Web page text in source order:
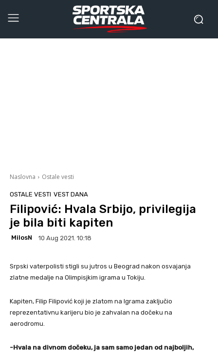
Naslovna Ostale vesti
OSTALE VESTI VEST DANA
Filipović: Hvala Srbijo, privilegija
je bila biti kapiten
MilosN 10 Aug 2021. 10:18
Srpski vaterpolisti stigli su jutros u Beograd nakon osvajanja
zlatne medalje na Olimpisjkim igrama u Tokiju.
Kapiten, Filip Filipović koji je zlatom na Igrama zaključio
reprezentativnu karijeru bio je zahvalan na dočeku na
aerodromu.
-Hvala na divnom dočeku, ja sam samo jedan od najboljih,